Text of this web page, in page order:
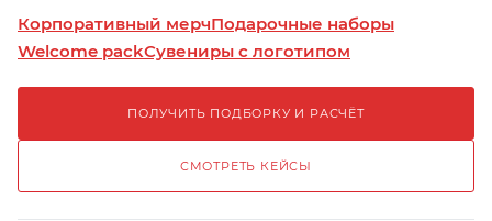
Корпоративный мерчПодарочные наборы
Welcome packСувениры с логотипом
ПОЛУЧИТЬ ПОДБОРКУ И РАСЧЁТ
СМОТРЕТЬ КЕЙСЫ